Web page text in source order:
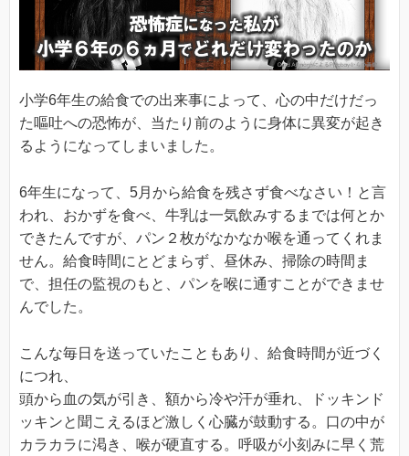
小学6年生の給食での出来事によって、心の中だけだっ
た嘔吐への恐怖が、当たり前のように身体に異変が起き
るようになってしまいました。
6年生になって、5月から給食を残さず食べなさい！と言
われ、おかずを食べ、牛乳は一気飲みするまでは何とか
できたんですが、パン２枚がなかなか喉を通ってくれま
せん。給食時間にとどまらず、昼休み、掃除の時間ま
で、担任の監視のもと、パンを喉に通すことができませ
んでした。
こんな毎日を送っていたこともあり、給食時間が近づく
につれ、
頭から血の気が引き、額から冷や汗が垂れ、ドッキンド
ッキンと聞こえるほど激しく心臓が鼓動する。口の中が
カラカラに渇き、喉が硬直する。呼吸が小刻みに早く荒